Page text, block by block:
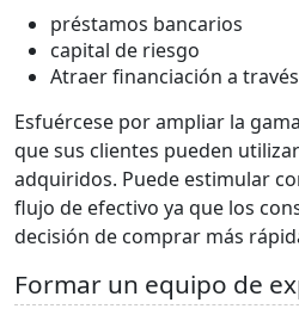
préstamos bancarios
capital de riesgo
Atraer financiación a
Esfuércese por ampliar la
que sus clientes pueden
adquiridos. Puede estimular
flujo de efectivo ya que los
decisión de comprar más
Formar un equipo de